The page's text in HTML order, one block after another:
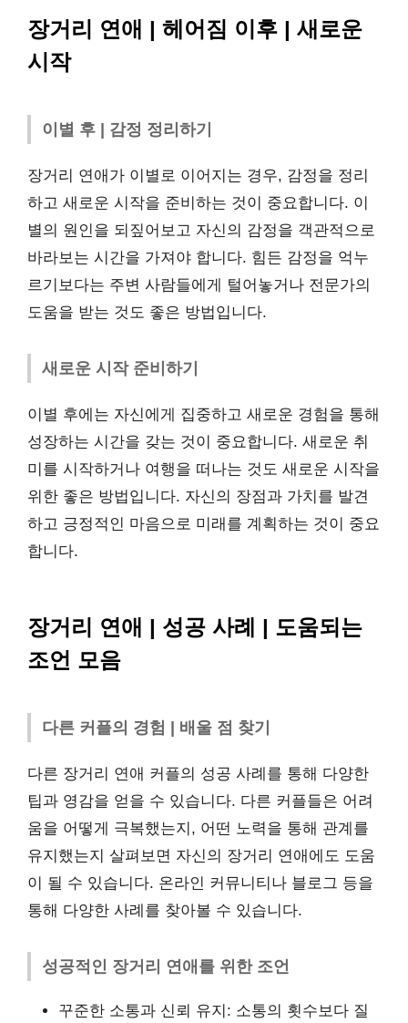
장거리 연애 | 헤어짐 이후 | 새로운
시작
이별 후 | 감정 정리하기
장거리 연애가 이별로 이어지는 경우, 감정을 정리
하고 새로운 시작을 준비하는 것이 중요합니다. 이
별의 원인을 되짚어보고 자신의 감정을 객관적으로
바라보는 시간을 가져야 합니다. 힘든 감정을 억누
르기보다는 주변 사람들에게 털어놓거나 전문가의
도움을 받는 것도 좋은 방법입니다.
새로운 시작 준비하기
이별 후에는 자신에게 집중하고 새로운 경험을 통해
성장하는 시간을 갖는 것이 중요합니다. 새로운 취
미를 시작하거나 여행을 떠나는 것도 새로운 시작을
위한 좋은 방법입니다. 자신의 장점과 가치를 발견
하고 긍정적인 마음으로 미래를 계획하는 것이 중요
합니다.
장거리 연애 | 성공 사례 | 도움되는
조언 모음
다른 커플의 경험 | 배울 점 찾기
다른 장거리 연애 커플의 성공 사례를 통해 다양한
팁과 영감을 얻을 수 있습니다. 다른 커플들은 어려
움을 어떻게 극복했는지, 어떤 노력을 통해 관계를
유지했는지 살펴보면 자신의 장거리 연애에도 도움
이 될 수 있습니다. 온라인 커뮤니티나 블로그 등을
통해 다양한 사례를 찾아볼 수 있습니다.
성공적인 장거리 연애를 위한 조언
꾸준한 소통과 신뢰 유지: 소통의 횟수보다 질